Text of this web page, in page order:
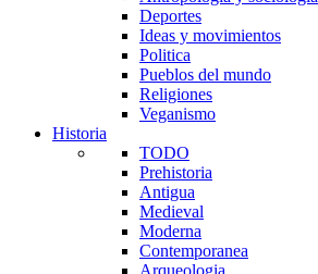
Deportes
Ideas y movimientos
Politica
Pueblos del mundo
Religiones
Veganismo
Historia
TODO
Prehistoria
Antigua
Medieval
Moderna
Contemporanea
Arqueologia